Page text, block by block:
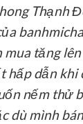
Thạnh
tăng
hấp dẫn khi
nếm thử
dù mình